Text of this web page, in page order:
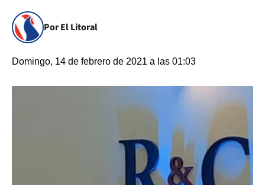
Por El Litoral
Domingo, 14 de febrero de 2021 a las 01:03